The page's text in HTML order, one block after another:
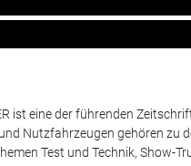
ist eine der führenden
Nutzfahrzeugen gehören zu
Test und Technik, Show-